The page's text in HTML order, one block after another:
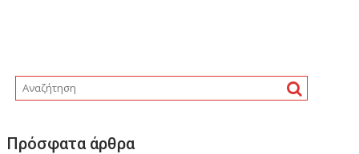
Πρόσφατα άρθρα